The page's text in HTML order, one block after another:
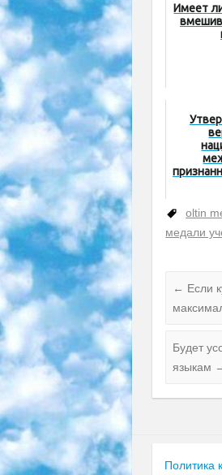
Имеет
oltin
медали
← Если
Будет
языкам
Политика